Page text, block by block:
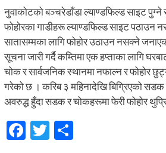
नुवाकोटको बञ्चरेडाँडा ल्याण्डफिल्ड साइट
फोहोरका गाडीहरू ल्याण्डफिल्ड साइट पठाउन
सातासम्मका लागि फोहोर उठाउन नसक्ने
सूचना जारी गर्दै कम्तिमा एक हप्ताका लागि
चोक र सार्वजनिक स्थानमा नफाल्न र फोहोर
गरेको छ । करिब ३ महिनादेखि बिग्रिएको
अवरुद्ध हुँदा सडक र चोकहरूमा फेरी फोहोर
Facebook
TwitterShare